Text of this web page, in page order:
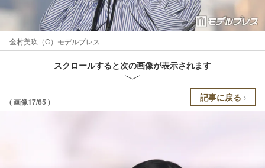
金村美玖（C）モデルプレス
スクロールすると次の画像が表示されます
( 画像17/65 ) 記事に戻る